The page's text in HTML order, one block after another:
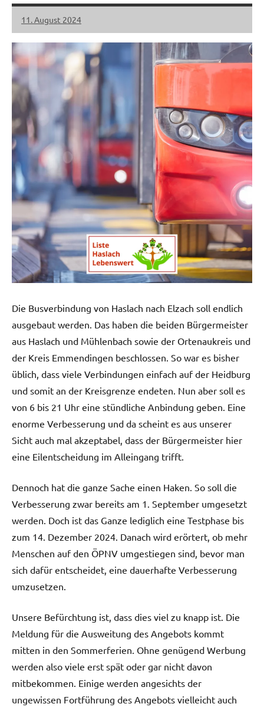
11. August 2024
LHL
Keine
Kommentare
Die Busverbindung von Haslach nach Elzach soll endlich
ausgebaut werden. Das haben die beiden Bürgermeister
aus Haslach und Mühlenbach sowie der Ortenaukreis und
der Kreis Emmendingen beschlossen. So war es bisher
üblich, dass viele Verbindungen einfach auf der Heidburg
und somit an der Kreisgrenze endeten. Nun aber soll es
von 6 bis 21 Uhr eine stündliche Anbindung geben. Eine
enorme Verbesserung und da scheint es aus unserer
Sicht auch mal akzeptabel, dass der Bürgermeister hier
eine Eilentscheidung im Alleingang trifft.
Dennoch hat die ganze Sache einen Haken. So soll die
Verbesserung zwar bereits am 1. September umgesetzt
werden. Doch ist das Ganze lediglich eine Testphase bis
zum 14. Dezember 2024. Danach wird erörtert, ob mehr
Menschen auf den ÖPNV umgestiegen sind, bevor man
sich dafür entscheidet, eine dauerhafte Verbesserung
umzusetzen.
Unsere Befürchtung ist, dass dies viel zu knapp ist. Die
Meldung für die Ausweitung des Angebots kommt
mitten in den Sommerferien. Ohne genügend Werbung
werden also viele erst spät oder gar nicht davon
mitbekommen. Einige werden angesichts der
ungewissen Fortführung des Angebots vielleicht auch